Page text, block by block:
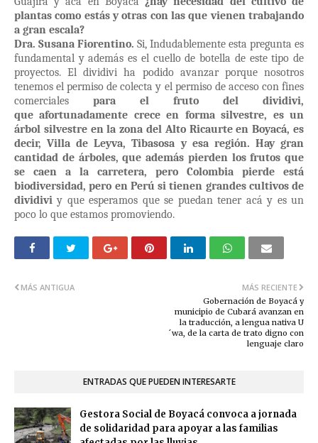
plantas como estás y otras con las que vienen trabajando
a gran escala?
Dra. Susana Fiorentino. Si, Indudablemente esta pregunta es
fundamental y además es el cuello de botella de este tipo de
proyectos. El dividivi ha podido avanzar porque nosotros
tenemos el permiso de colecta y el permiso de acceso con fines
comerciales para el fruto del dividivi,
que afortunadamente crece en forma silvestre, es un
árbol silvestre en la zona del Alto Ricaurte en Boyacá, es
decir, Villa de Leyva, Tibasosa y esa región. Hay gran
cantidad de árboles, que además pierden los frutos que
se caen a la carretera, pero Colombia pierde está
biodiversidad, pero en Perú si tienen grandes cultivos de
dividivi y que esperamos que se puedan tener acá y es un
poco lo que estamos promoviendo.
MÁS RECIENTE
Gobernación de Boyacá y
municipio de Cubará avanzan en
la traducción, a lengua nativa U
´wa, de la carta de trato digno con
lenguaje claro
MÁS ANTIGUA
ENTRADAS QUE PUEDEN INTERESARTE
Gestora Social de Boyacá convoca a jornada
de solidaridad para apoyar a las familias